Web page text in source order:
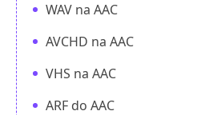
WAV na AAC
AVCHD na AAC
VHS na AAC
ARF do AAC